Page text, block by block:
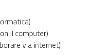
il computer)
via internet)